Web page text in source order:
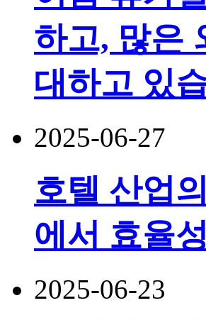
하고, 많은
대하고 있
2025-06-27
호텔 산업
에서 효율
2025-06-23